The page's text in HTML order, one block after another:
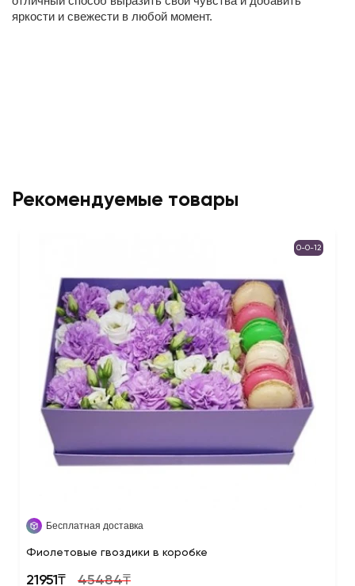
яркости и свежести в любой момент.
Рекомендуемые товары
0-0-12
Бесплатная доставка
Фиолетовые гвоздики в коробке
21951₸ 45484₸